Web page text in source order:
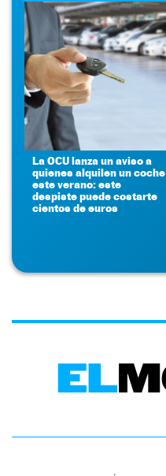
La OCU lanza un aviso a
quienes alquilen un coche
este verano: este
despiste puede costarte
cientos de euros